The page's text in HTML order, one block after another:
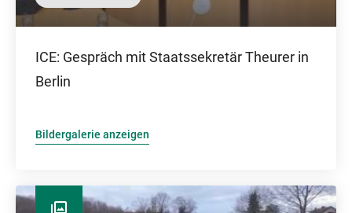
ICE: Gespräch mit Staatssekretär Theurer in
Berlin
Bildergalerie anzeigen